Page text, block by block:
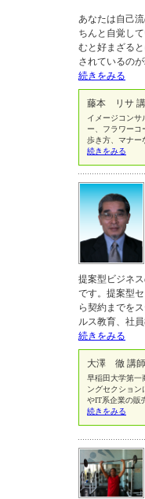
あなたは自己
ちんと自覚し
むと好まざる
されているの
続きをみる
藤本 リサ
イメージコンサ
ー、フラワーコ
歩き方、マナー
続きをみる
提案型ビジネ
です。提案型
ら契約までを
ルス教育、社
続きをみる
大澤 徹 講師
早稲田大学第一
ングセクション
やIT系企業の販
続きをみる